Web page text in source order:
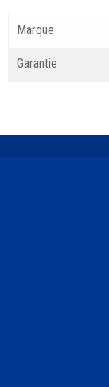
Marque
Garantie